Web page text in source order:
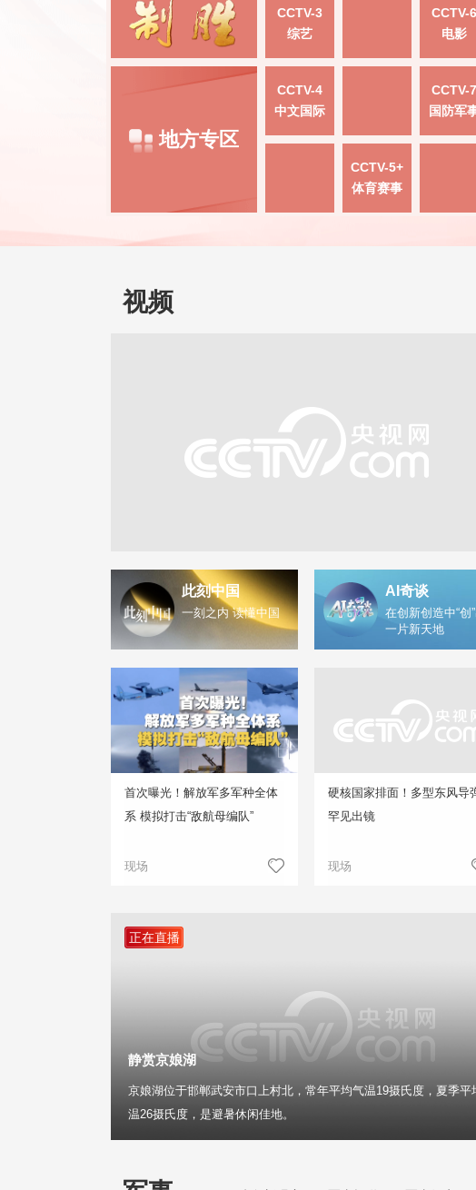
CCTV-3
综艺
CCTV-6
电影
地方专区
CCTV-4
中文国际
CCTV-7
国防军
CCTV-5+
体育赛事
视频
此刻中国
一刻之内 读懂中国
AI奇谈
在创新创造中“创
一片新天地
首次曝光！解放军多军种全体
系 模拟打击“敌航母编队”
现场
硬核国家排面！多型东风导
罕见出镜
现场
正在直播
静赏京娘湖
京娘湖位于邯郸武安市口上村北，常年平均气温19摄氏度，夏季平
温26摄氏度，是避暑休闲佳地。